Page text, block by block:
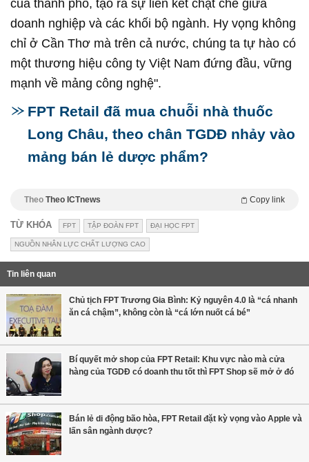
của thành phố, tạo ra sự liên kết chặt chẽ giữa
doanh nghiệp và các khối bộ ngành. Hy vọng không
chỉ ở Cần Thơ mà trên cả nước, chúng ta tự hào có
một thương hiệu công ty Việt Nam đứng đầu, vững
mạnh về mảng công nghệ".
FPT Retail đã mua chuỗi nhà thuốc
Long Châu, theo chân TGDĐ nhảy vào
mảng bán lẻ dược phẩm?
Theo Theo ICTnews Copy link
TỪ KHÓA FPT TẬP ĐOÀN FPT ĐẠI HỌC FPT
NGUỒN NHÂN LỰC CHẤT LƯỢNG CAO
Tin liên quan
Chủ tịch FPT Trương Gia Bình: Kỷ nguyên 4.0 là “cá nhanh
ăn cá chậm”, không còn là “cá lớn nuốt cá bé”
Bí quyết mở shop của FPT Retail: Khu vực nào mà cửa
hàng của TGDĐ có doanh thu tốt thì FPT Shop sẽ mở ở đó
Bán lẻ di động bão hòa, FPT Retail đặt kỳ vọng vào Apple và
lấn sân ngành dược?